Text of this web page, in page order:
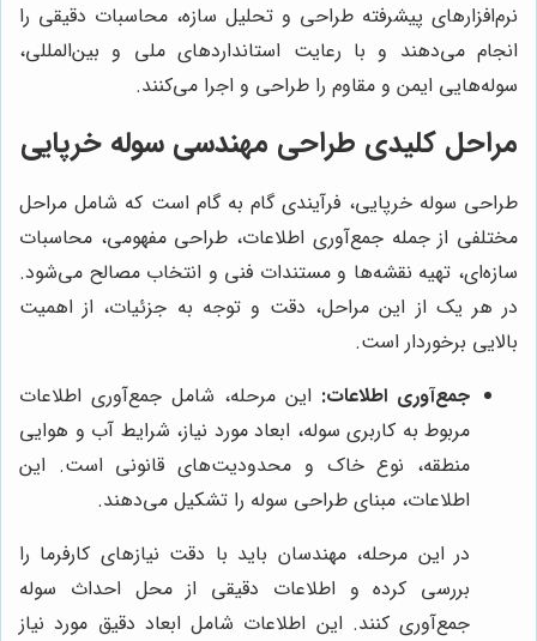
نرم‌افزارهای پیشرفته طراحی و تحلیل سازه، محاسبات دقیقی را
انجام می‌دهند و با رعایت استانداردهای ملی و بین‌المللی،
سوله‌هایی ایمن و مقاوم را طراحی و اجرا می‌کنند.
مراحل کلیدی طراحی مهندسی سوله خرپایی
طراحی سوله خرپایی، فرآیندی گام به گام است که شامل مراحل
مختلفی از جمله جمع‌آوری اطلاعات، طراحی مفهومی، محاسبات
سازه‌ای، تهیه نقشه‌ها و مستندات فنی و انتخاب مصالح می‌شود.
در هر یک از این مراحل، دقت و توجه به جزئیات، از اهمیت
بالایی برخوردار است.
جمع‌آوری اطلاعات: این مرحله، شامل جمع‌آوری اطلاعات
مربوط به کاربری سوله، ابعاد مورد نیاز، شرایط آب و هوایی
منطقه، نوع خاک و محدودیت‌های قانونی است. این
اطلاعات، مبنای طراحی سوله را تشکیل می‌دهند.
در این مرحله، مهندسان باید با دقت نیازهای کارفرما را
بررسی کرده و اطلاعات دقیقی از محل احداث سوله
جمع‌آوری کنند. این اطلاعات شامل ابعاد دقیق مورد نیاز